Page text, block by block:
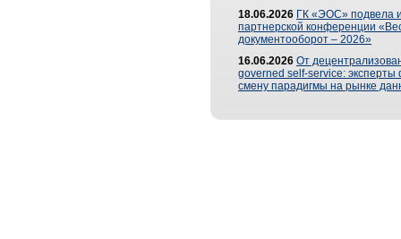
18.06.2026 ГК «ЭОС» подвела
партнерской конференции
документооборот – 2026»
16.06.2026 От
governed self-service: эксперты
смену парадигмы на рынке